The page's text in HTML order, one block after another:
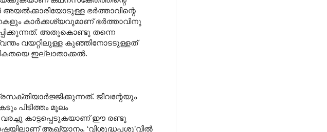
ഭർത്താവിന്റെ
കാർക്കശ്യവുമാണ് ഭർത്താവിനു
അതുകൊണ്ടു തന്നെ
വയറ്റിലുള്ള കുഞ്ഞിനോടടുള്ളത്
ഇല്ലാതാക്കൽ.
ജീവന്റേയും
പിടിത്തം മൂലം
വരച്ചു കാട്ടപ്പെടുകയാണ് ഈ രണ്ടു
ആഖ്യാനം. ‘വിശുദ്ധപശു’വിൽ